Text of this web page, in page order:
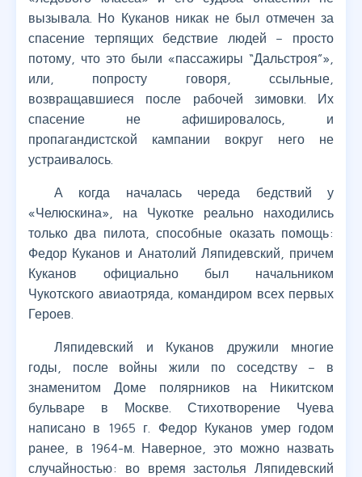
вызывала. Но Куканов никак не был отмечен за
спасение терпящих бедствие людей – просто
потому, что это были «пассажиры “Дальстроя”»,
или, попросту говоря, ссыльные,
возвращавшиеся после рабочей зимовки. Их
спасение не афишировалось, и
пропагандистской кампании вокруг него не
устраивалось.
А когда началась череда бедствий у
«Челюскина», на Чукотке реально находились
только два пилота, способные оказать помощь:
Федор Куканов и Анатолий Ляпидевский, причем
Куканов официально был начальником
Чукотского авиаотряда, командиром всех первых
Героев.
Ляпидевский и Куканов дружили многие
годы, после войны жили по соседству – в
знаменитом Доме полярников на Никитском
бульваре в Москве. Стихотворение Чуева
написано в 1965 г. Федор Куканов умер годом
ранее, в 1964-м. Наверное, это можно назвать
случайностью: во время застолья Ляпидевский